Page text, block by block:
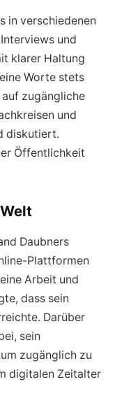
in verschiedenen
und
klarer Haltung
Worte stets
zugängliche
und
diskutiert.
Öffentlichkeit
Daubners
Plattformen
Arbeit und
dass sein
Darüber
sein
zugänglich zu
digitalen Zeitalter